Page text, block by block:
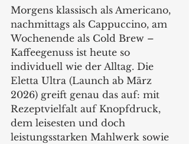
Morgens klassisch als Americano,
nachmittags als Cappuccino, am
Wochenende als Cold Brew –
Kaffeegenuss ist heute so
individuell wie der Alltag. Die
Eletta Ultra (Launch ab März
2026) greift genau das auf: mit
Rezeptvielfalt auf Knopfdruck,
dem leisesten und doch
leistungsstarken Mahlwerk sowie